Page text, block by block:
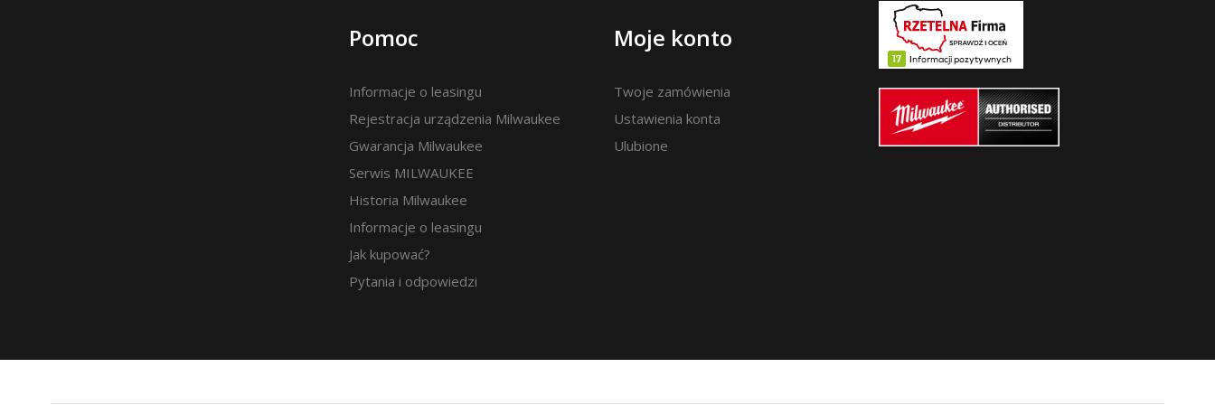
Pomoc
Informacje o leasingu
Rejestracja urządzenia Milwaukee
Gwarancja Milwaukee
Serwis MILWAUKEE
Historia Milwaukee
Informacje o leasingu
Jak kupować?
Pytania i odpowiedzi
Moje konto
Twoje zamówienia
Ustawienia konta
Ulubione